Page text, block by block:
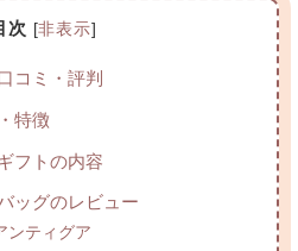
次 [非表示]
コミ・評判
特徴
フトの内容
ッグのレビュー
ンティグア